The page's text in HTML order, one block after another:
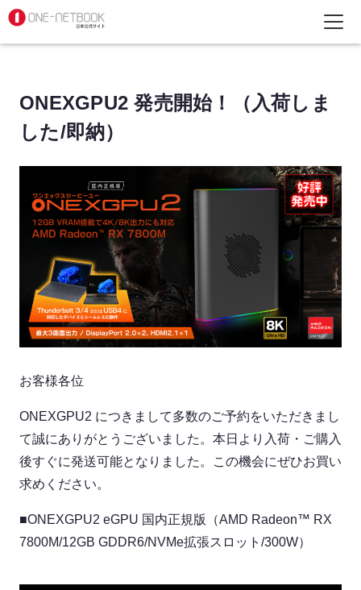
ONEXGPU2 発売開始！（入荷しま
した/即納）
お客様各位
ONEXGPU2 につきまして多数のご予約をいただきまし
て誠にありがとうございました。本日より入荷・ご購入
後すぐに発送可能となりました。この機会にぜひお買い
求めください。
■ONEXGPU2 eGPU 国内正規版（AMD Radeon™ RX
7800M/12GB GDDR6/NVMe拡張スロット/300W）